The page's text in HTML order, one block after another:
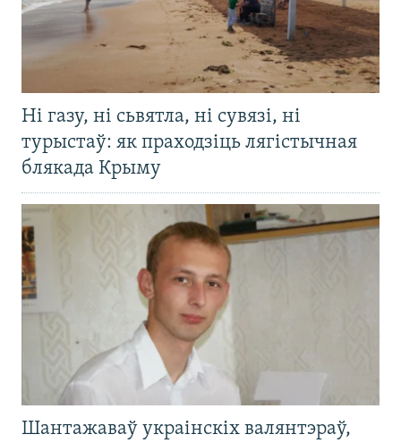
Ні газу, ні сьвятла, ні сувязі, ні
турыстаў: як праходзіць лягістычная
блякада Крыму
Шантажаваў украінскіх валянтэраў,